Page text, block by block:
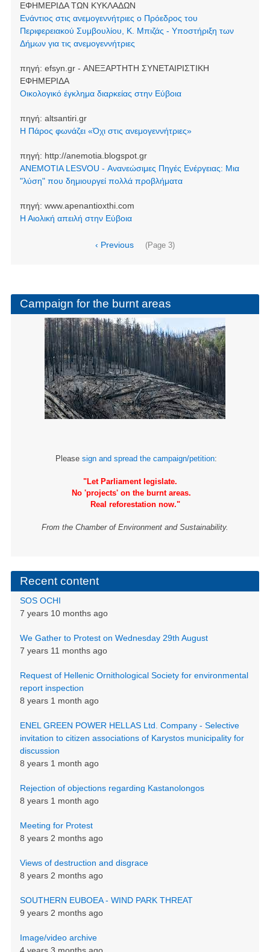
ΕΦΗΜΕΡΙΔΑ ΤΩΝ ΚΥΚΛΑΔΩΝ
Ενάντιος στις ανεμογεννήτριες ο Πρόεδρος του
Περιφερειακού Συμβουλίου, Κ. Μπιζάς - Υποστήριξη των
Δήμων για τις ανεμογεννήτριες
πηγή: efsyn.gr - ΑΝΕΞΑΡΤΗΤΗ ΣΥΝΕΤΑΙΡΙΣΤΙΚΗ
ΕΦΗΜΕΡΙΔΑ
Οικολογικό έγκλημα διαρκείας στην Εύβοια
πηγή: altsantiri.gr
Η Πάρος φωνάζει «Όχι στις ανεμογεννήτριες»
πηγή: http://anemotia.blogspot.gr
ANEMOTIA LESVOU - Ανανεώσιμες Πηγές Ενέργειας: Μια
"λύση" που δημιουργεί πολλά προβλήματα
πηγή: www.apenantioxthi.com
Η Αιολική απειλή στην Εύβοια
Previous
‹ Previous (Page 3)
Campaign for the burnt areas
Please sign and spread the campaign/petition:
"Let Parliament legislate.
No 'projects' on the burnt areas.
Real reforestation now."
From the Chamber of Environment and Sustainability.
Recent content
SOS OCHI
7 years 10 months ago
We Gather to Protest on Wednesday 29th August
7 years 11 months ago
Request of Hellenic Ornithological Society for environmental
report inspection
8 years 1 month ago
ENEL GREEN POWER HELLAS Ltd. Company - Selective
invitation to citizen associations of Karystos municipality for
discussion
8 years 1 month ago
Rejection of objections regarding Kastanolongos
8 years 1 month ago
Meeting for Protest
8 years 2 months ago
Views of destruction and disgrace
8 years 2 months ago
SOUTHERN EUBOEA - WIND PARK THREAT
9 years 2 months ago
Image/video archive